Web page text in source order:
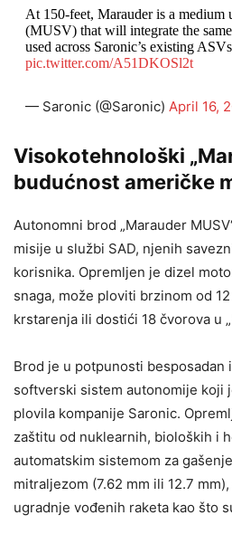
At 150-feet, Marauder is a medium
(MUSV) that will integrate the
used across Saronic’s existing
pic.twitter.com/A51DKOSl2t
— Saronic (@Saronic) April 16,
Visokotehnološki
budućnost američke
Autonomni brod „Marauder
misije u službi SAD, njenih
korisnika. Opremljen je dizel
snaga, može ploviti brzinom od
krstarenja ili dostići 18 čvorova u
Brod je u potpunosti besposadan
softverski sistem autonomije koji
plovila kompanije Saronic.
zaštitu od nuklearnih, bioloških i
automatskim sistemom za
mitraljezom (7.62 mm ili 12.7
ugradnje vođenih raketa kao što